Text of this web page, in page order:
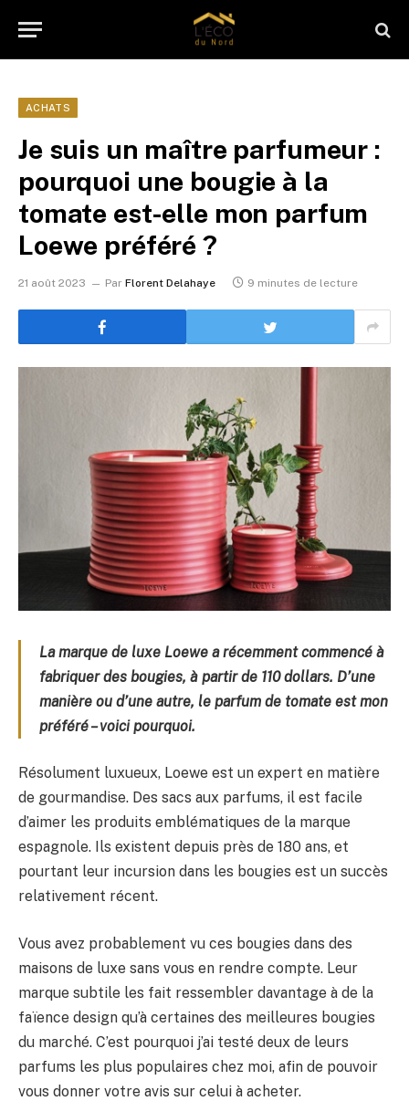
ACHATS
Je suis un maître parfumeur :
pourquoi une bougie à la
tomate est-elle mon parfum
Loewe préféré ?
21 août 2023 Par Florent Delahaye 9 minutes de lecture
La marque de luxe Loewe a récemment commencé à
fabriquer des bougies, à partir de 110 dollars. D’une
manière ou d’une autre, le parfum de tomate est mon
préféré – voici pourquoi.
Résolument luxueux, Loewe est un expert en matière
de gourmandise. Des sacs aux parfums, il est facile
d’aimer les produits emblématiques de la marque
espagnole. Ils existent depuis près de 180 ans, et
pourtant leur incursion dans les bougies est un succès
relativement récent.
Vous avez probablement vu ces bougies dans des
maisons de luxe sans vous en rendre compte. Leur
marque subtile les fait ressembler davantage à de la
faïence design qu’à certaines des meilleures bougies
du marché. C’est pourquoi j’ai testé deux de leurs
parfums les plus populaires chez moi, afin de pouvoir
vous donner votre avis sur celui à acheter.